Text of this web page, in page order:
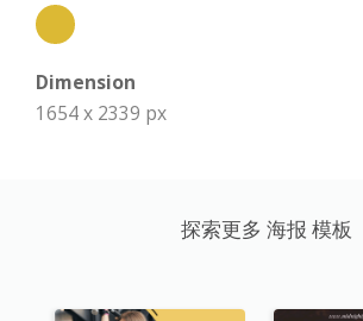
Dimension
1654 x 2339 px
探索更多 海报 模板